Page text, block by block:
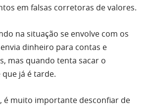
em falsas corretoras de valores.
na situação se envolve com os
dinheiro para contas e
mas quando tenta sacar o
já é tarde.
é muito importante desconfiar de